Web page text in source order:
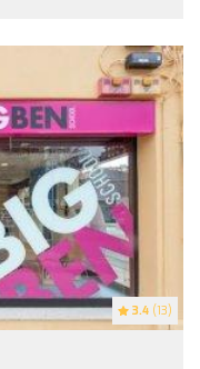
3.4 (13)